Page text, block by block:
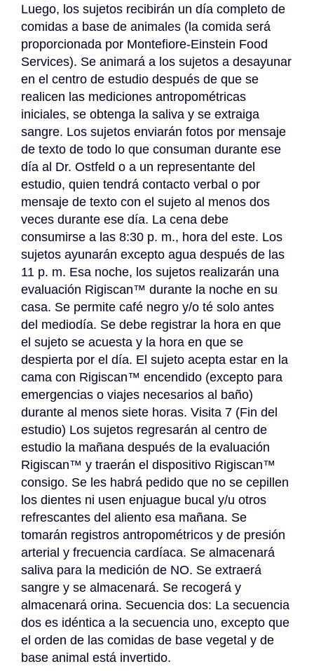
Luego, los sujetos recibirán un día completo de
comidas a base de animales (la comida será
proporcionada por Montefiore-Einstein Food
Services). Se animará a los sujetos a desayunar
en el centro de estudio después de que se
realicen las mediciones antropométricas
iniciales, se obtenga la saliva y se extraiga
sangre. Los sujetos enviarán fotos por mensaje
de texto de todo lo que consuman durante ese
día al Dr. Ostfeld o a un representante del
estudio, quien tendrá contacto verbal o por
mensaje de texto con el sujeto al menos dos
veces durante ese día. La cena debe
consumirse a las 8:30 p. m., hora del este. Los
sujetos ayunarán excepto agua después de las
11 p. m. Esa noche, los sujetos realizarán una
evaluación Rigiscan™ durante la noche en su
casa. Se permite café negro y/o té solo antes
del mediodía. Se debe registrar la hora en que
el sujeto se acuesta y la hora en que se
despierta por el día. El sujeto acepta estar en la
cama con Rigiscan™ encendido (excepto para
emergencias o viajes necesarios al baño)
durante al menos siete horas. Visita 7 (Fin del
estudio) Los sujetos regresarán al centro de
estudio la mañana después de la evaluación
Rigiscan™ y traerán el dispositivo Rigiscan™
consigo. Se les habrá pedido que no se cepillen
los dientes ni usen enjuague bucal y/u otros
refrescantes del aliento esa mañana. Se
tomarán registros antropométricos y de presión
arterial y frecuencia cardíaca. Se almacenará
saliva para la medición de NO. Se extraerá
sangre y se almacenará. Se recogerá y
almacenará orina. Secuencia dos: La secuencia
dos es idéntica a la secuencia uno, excepto que
el orden de las comidas de base vegetal y de
base animal está invertido.